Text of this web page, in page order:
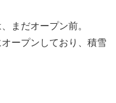
まだオープン前。
ープンしており、積雪